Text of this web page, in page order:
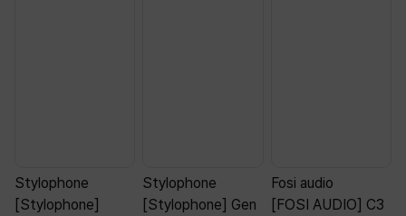
Stylophone
[Stylophone]
Stylophone
[Stylophone] Gen
Fosi audio
[FOSI AUDIO] C3